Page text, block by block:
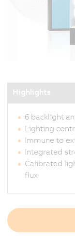
Highlights
6 backlight
Lighting
Immune to
Integrated
Calibrated
flux